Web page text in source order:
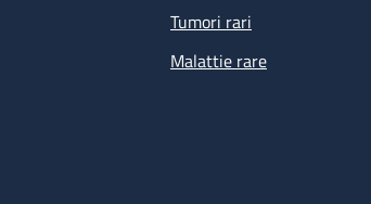
Tumori rari
Malattie rare